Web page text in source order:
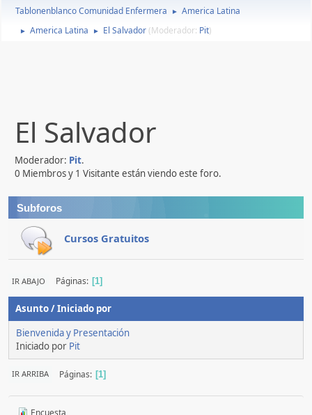
Tablonenblanco Comunidad Enfermera ► America Latina
► America Latina ► El Salvador (Moderador: Pit)
El Salvador
Moderador: Pit.
0 Miembros y 1 Visitante están viendo este foro.
Subforos
Cursos Gratuitos
IR ABAJO Páginas 1
Asunto/Iniciado por
Bienvenida y Presentación
Iniciado por Pit
IR ARRIBA Páginas 1
Encuesta